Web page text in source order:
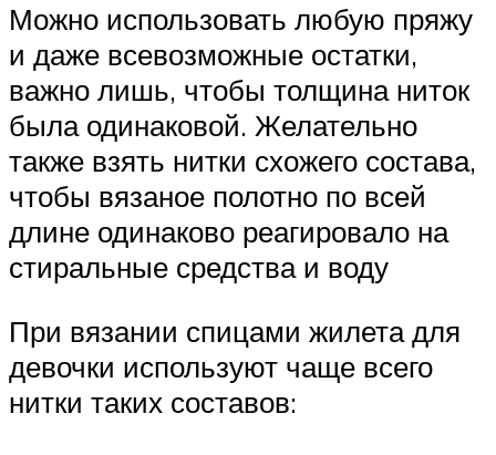
Можно использовать любую пряжу
и даже всевозможные остатки,
важно лишь, чтобы толщина ниток
была одинаковой. Желательно
также взять нитки схожего состава,
чтобы вязаное полотно по всей
длине одинаково реагировало на
стиральные средства и воду
При вязании спицами жилета для
девочки используют чаще всего
нитки таких составов: